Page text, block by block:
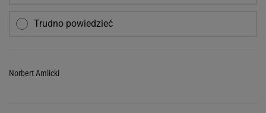
Trudno powiedzieć
Norbert Amlicki